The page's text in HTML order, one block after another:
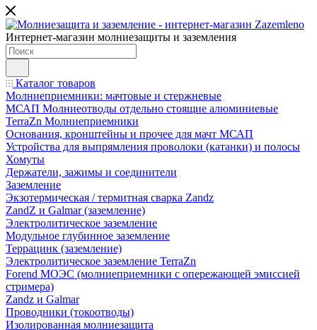
Интернет-магазин молниезащиты и заземления
Каталог товаров
Молниеприемники: мачтовые и стержневые
МСАП Молниеотводы отдельно стоящие алюминиевые
TerraZn Молниеприемники
Основания, кронштейны и прочее для мачт МСАП
Устройства для выпрямления проволоки (катанки) и полосы
Хомуты
Держатели, зажимы и соединители
Заземление
Экзотермическая / термитная сварка Zandz
ZandZ и Galmar (заземление)
Электролитическое заземление
Модульное глубинное заземление
Террацинк (заземление)
Электролитическое заземление TerraZn
Forend МОЭС (молниеприемники с опережающей эмиссией
стримера)
Zandz и Galmar
Проводники (токоотводы)
Изолированная молниезащита